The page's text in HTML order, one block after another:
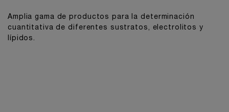
Amplia gama de productos para la determinación
cuantitativa de diferentes sustratos, electrolitos y
lípidos.